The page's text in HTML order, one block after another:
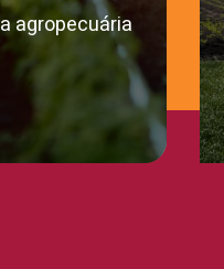
agropecuária